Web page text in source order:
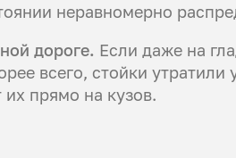
неравномерно
дороге. Если даже на
всего, стойки утратили
их прямо на кузов.